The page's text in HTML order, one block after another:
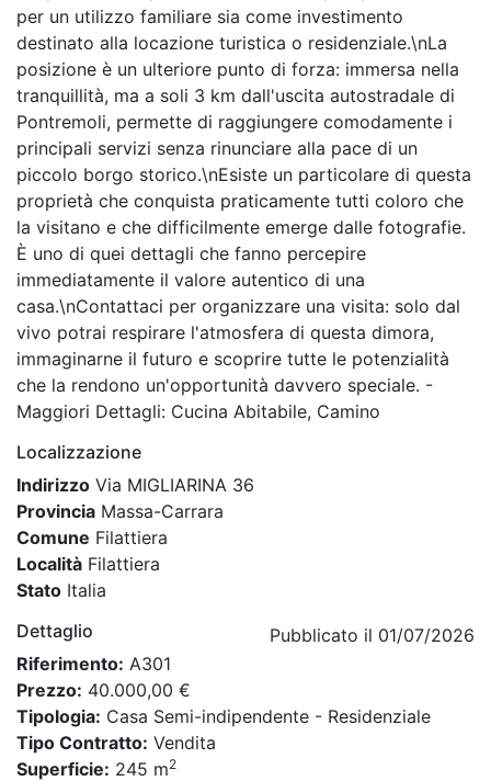
per un utilizzo familiare sia come investimento
destinato alla locazione turistica o residenziale.\nLa
posizione è un ulteriore punto di forza: immersa nella
tranquillità, ma a soli 3 km dall'uscita autostradale di
Pontremoli, permette di raggiungere comodamente i
principali servizi senza rinunciare alla pace di un
piccolo borgo storico.\nEsiste un particolare di questa
proprietà che conquista praticamente tutti coloro che
la visitano e che difficilmente emerge dalle fotografie.
È uno di quei dettagli che fanno percepire
immediatamente il valore autentico di una
casa.\nContattaci per organizzare una visita: solo dal
vivo potrai respirare l'atmosfera di questa dimora,
immaginarne il futuro e scoprire tutte le potenzialità
che la rendono un'opportunità davvero speciale. -
Maggiori Dettagli: Cucina Abitabile, Camino
Localizzazione
Indirizzo Via MIGLIARINA 36
Provincia Massa-Carrara
Comune Filattiera
Località Filattiera
Stato Italia
Dettaglio
Pubblicato il 01/07/2026
Riferimento: A301
Prezzo: 40.000,00 €
Tipologia: Casa Semi-indipendente - Residenziale
Tipo Contratto: Vendita
Superficie: 245 m2